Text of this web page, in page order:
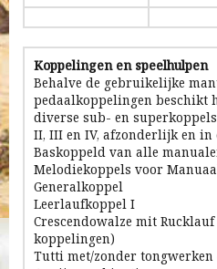
Koppelingen en speelhulpen
Behalve de gebruikelijke
pedaalkoppelingen beschikt
diverse sub- en
II, III en IV, afzonderlijk en in
Baskoppeld van alle
Melodiekoppels voor
Generalkoppel
Leerlaufkoppel I
Crescendowalze mit
koppelingen)
Tutti met/zonder